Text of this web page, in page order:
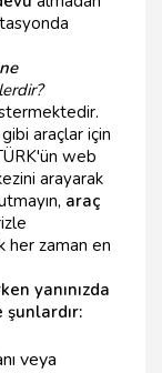
araçlar için
web
arayarak
araç
her zaman en
yanınızda
veya